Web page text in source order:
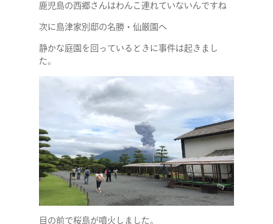
鹿児島の西郷さんはわんこ連れていないんですね
次に島津家別邸の名勝・仙厳園へ
静かな庭園を回っているときに事件は起きまし
た。
目の前で桜島が噴火しました。